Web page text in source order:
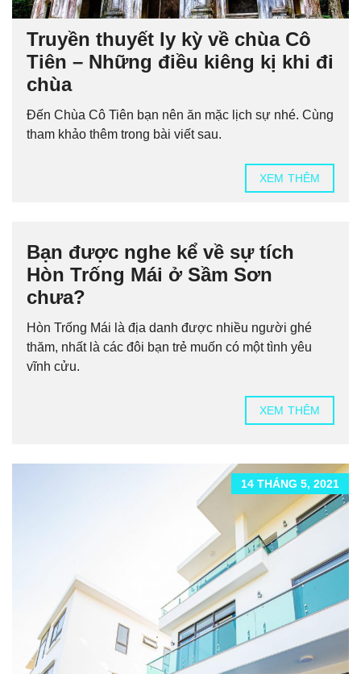
Truyền thuyết ly kỳ về chùa Cô
Tiên – Những điều kiêng kị khi đi
chùa
Đến Chùa Cô Tiên bạn nên ăn mặc lịch sự nhé. Cùng
tham khảo thêm trong bài viết sau.
XEM THÊM
Bạn được nghe kể về sự tích
Hòn Trống Mái ở Sầm Sơn
chưa?
Hòn Trống Mái là địa danh được nhiều người ghé
thăm, nhất là các đôi bạn trẻ muốn có một tình yêu
vĩnh cửu.
XEM THÊM
14 THÁNG 5, 2021